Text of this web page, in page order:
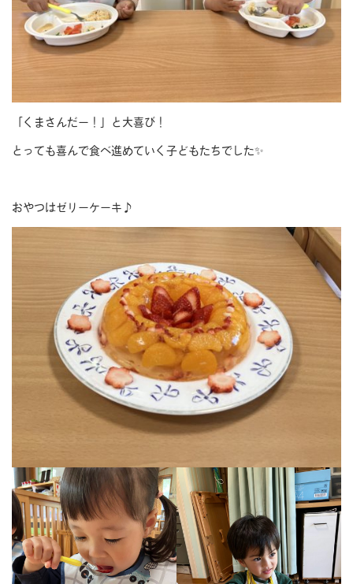
「くまさんだー！」と大喜び！
とっても喜んで食べ進めていく子どもたちでした✨
おやつはゼリーケーキ♪